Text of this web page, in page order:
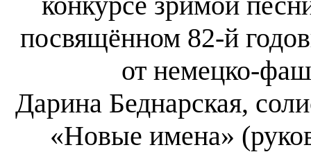
посвящённом 82-й
от немецко-
Дарина Беднарская,
«Новые имена»